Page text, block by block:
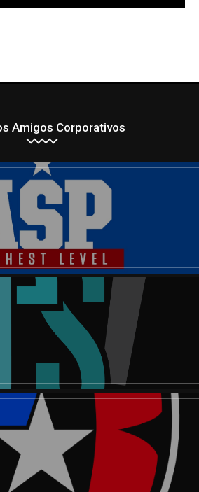
Amigos Corporativos